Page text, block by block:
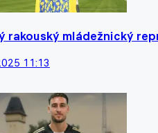
rakouský mládežnický
11:13